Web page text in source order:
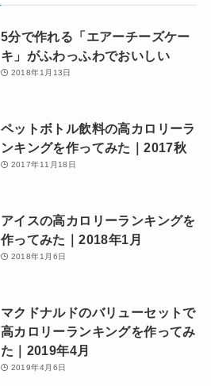
5分で作れる「エアーチーズケー
キ」がふわっふわでおいしい
2018年1月13日
ペットボトル飲料の高カロリーラ
ンキングを作ってみた｜2017秋
2017年11月18日
アイスの高カロリーランキングを
作ってみた｜2018年1月
2018年1月6日
マクドナルドのバリューセットで
高カロリーランキングを作ってみ
た｜2019年4月
2019年4月6日